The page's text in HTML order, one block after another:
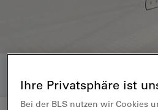
Ihre Privatsphäre ist
Bei der BLS nutzen wir Cookies